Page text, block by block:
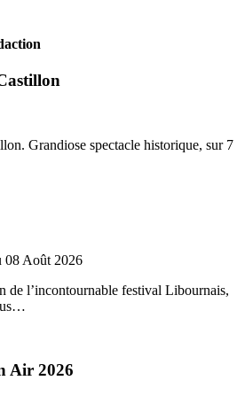
Grandiose spectacle historique, sur 7
08 Août 2026
de l’incontournable festival Libournais,
Air 2026